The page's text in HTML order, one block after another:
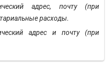
адрес, почту (при
расходы.
адрес и почту (при